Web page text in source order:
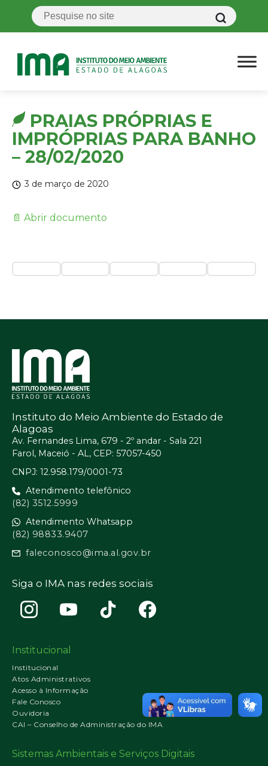
PRAIAS PRÓPRIAS E
IMPRÓPRIAS PARA BANHO
– 28/02/2020
3 de março de 2020
📄 Abrir documento
Instituto do Meio Ambiente do Estado de
Alagoas
Av. Fernandes Lima, 679 - 2º andar - Sala 221
Farol, Maceió - AL, CEP: 57057-450
CNPJ: 12.958.179/0001-73
Atendimento telefônico
(82) 3512.5999
Atendimento Whatsapp
(82) 98833.9407
faleconosco@ima.al.gov.br
Siga o IMA nas redes sociais
Institucional
Institucional
Atos Administrativos
Acesso à Informação
Fale Conosco
Ouvidoria
CAI – Conselho de Administração do IMA
Sistemas Ambientais e Serviços Digitais